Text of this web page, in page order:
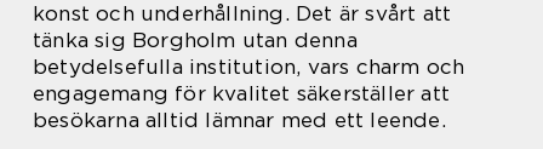
konst och underhållning. Det är svårt att
tänka sig Borgholm utan denna
betydelsefulla institution, vars charm och
engagemang för kvalitet säkerställer att
besökarna alltid lämnar med ett leende.